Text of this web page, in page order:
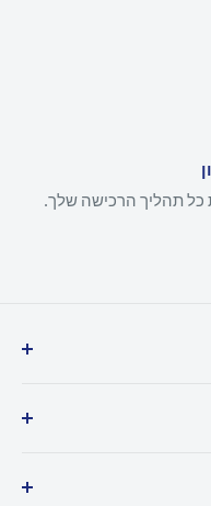
כל תהליך הרכישה שלך.